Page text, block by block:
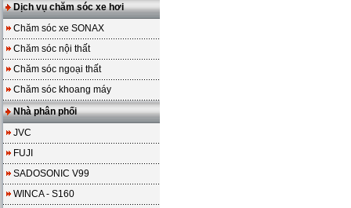
Dịch vụ chăm sóc xe hơi
Chăm sóc xe SONAX
Chăm sóc nội thất
Chăm sóc ngoại thất
Chăm sóc khoang máy
Nhà phân phối
JVC
FUJI
SADOSONIC V99
WINCA - S160